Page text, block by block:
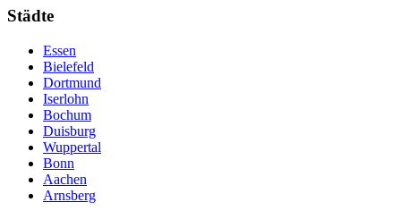
Städte
Essen
Bielefeld
Dortmund
Iserlohn
Bochum
Duisburg
Wuppertal
Bonn
Aachen
Arnsberg